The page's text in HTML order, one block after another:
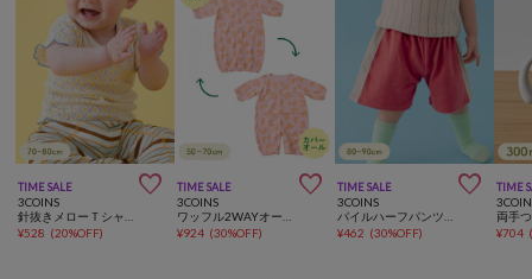
TIME SALE 
3COINS
¥528 (20%OFF)
TIME SALE 
3COINS
¥924 (30%OFF)
TIME SALE 
3COINS
¥462 (30%OFF)
TIME
¥704